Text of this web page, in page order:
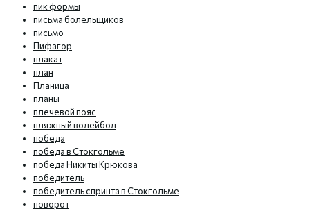
пик формы
письма болельщиков
письмо
Пифагор
плакат
план
Планица
планы
плечевой пояс
пляжный волейбол
победа
победа в Стокгольме
победа Никиты Крюкова
победитель
победитель спринта в Стокгольме
поворот